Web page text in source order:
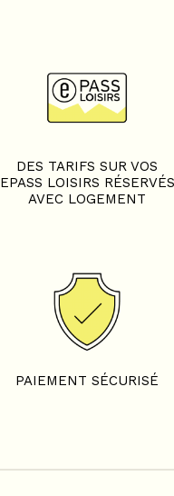
DES TARIFS SUR VOS
EPASS LOISIRS RÉSERVÉS
AVEC LOGEMENT
PAIEMENT SÉCURISÉ